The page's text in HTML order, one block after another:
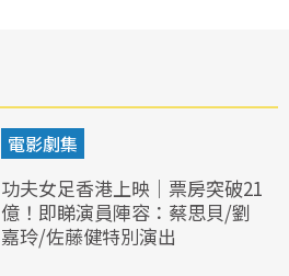
電影劇集
功夫女足香港上映｜票房突破21
億！即睇演員陣容：蔡思貝/劉
嘉玲/佐藤健特別演出